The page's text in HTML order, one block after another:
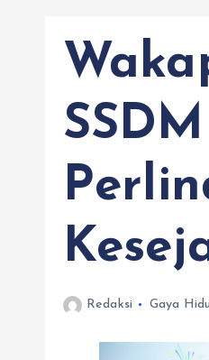
Redaksi Gaya